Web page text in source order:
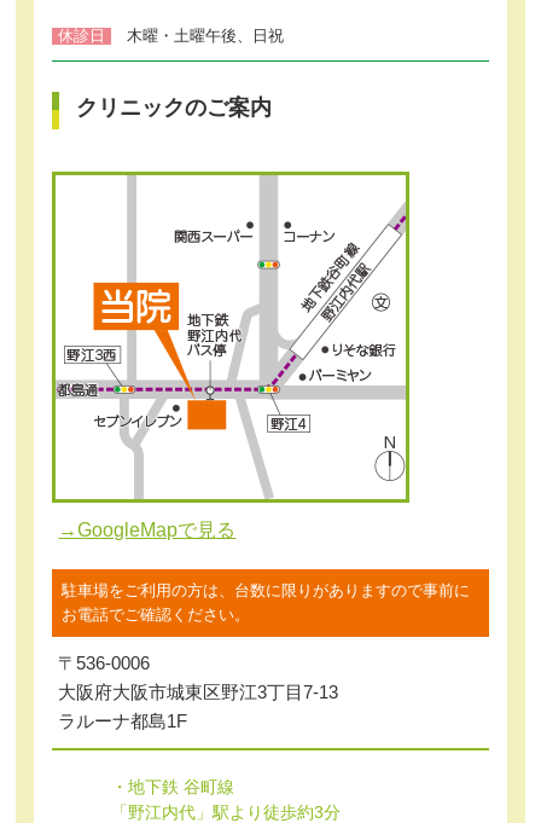
休診日 木曜・土曜午後、日祝
クリニックのご案内
→GoogleMapで見る
駐車場をご利用の方は、台数に限りがありますので事前に
お電話でご確認ください。
〒536-0006
大阪府大阪市城東区野江3丁目7-13
ラルーナ都島1F
・地下鉄 谷町線
「野江内代」駅より徒歩約3分